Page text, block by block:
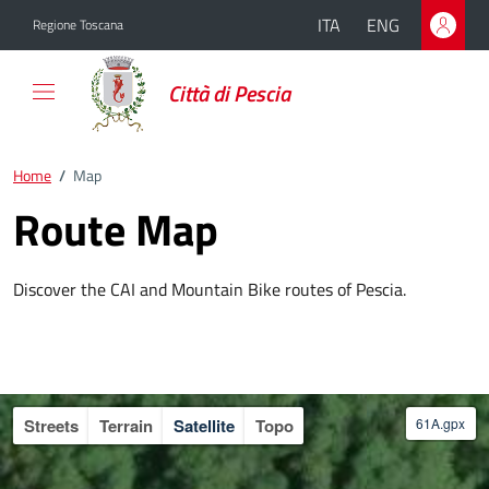
Regione Toscana ITA ENG
Città di Pescia
Home / Map
Route Map
Discover the CAI and Mountain Bike routes of Pescia.
Streets Terrain Satellite Topo 61A.gpx